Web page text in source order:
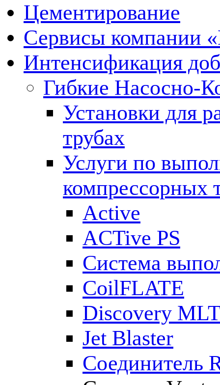
Цементирование
Сервисы компании
Интенсификация
Гибкие Насосно-
Установки для
трубах
Услуги по
компрессорных
Active
ACTive PS
Система
CoilFLATE
Discovery
Jet Blaster
Соединитель